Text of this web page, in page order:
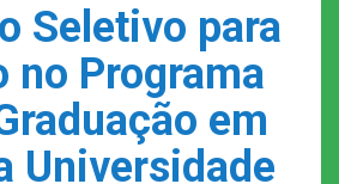
Seletivo para
no Programa
em
Universidade